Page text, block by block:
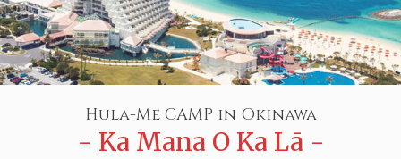
Hula-Me CAMP in Okinawa
- Ka Mana O Ka Lā -